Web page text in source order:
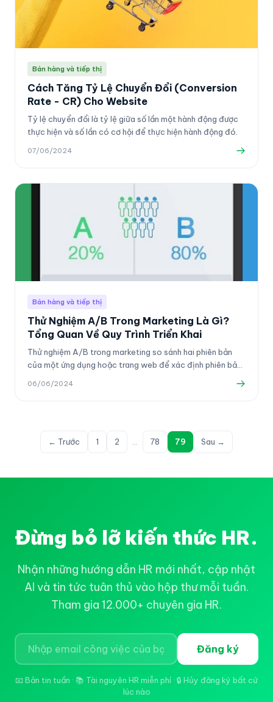
Bán hàng và tiếp thị
Cách Tăng Tỷ Lệ Chuyển Đổi (Conversion
Rate - CR) Cho Website
Tỷ lệ chuyển đổi là tỷ lệ giữa số lần một hành động được
thực hiện và số lần có cơ hội để thực hiện hành động đó.
07/06/2024
Bán hàng và tiếp thị
Thử Nghiệm A/B Trong Marketing Là Gì?
Tổng Quan Về Quy Trình Triển Khai
Thử nghiệm A/B trong marketing so sánh hai phiên bản
của một ứng dụng hoặc trang web để xác định phiên bản
06/06/2024
← Trước 1 2 78 79 Sau →
Đừng bỏ lỡ kiến thức HR.
Nhận những hướng dẫn HR mới nhất, cập nhật
AI và tin tức tuân thủ vào hộp thư mỗi tuần.
Tham gia 12.000+ chuyên gia HR.
Đăng ký
📧 Bản tin tuần · 📚 Tài nguyên HR miễn phí · 🔒 Hủy đăng ký bất cứ
lúc nào